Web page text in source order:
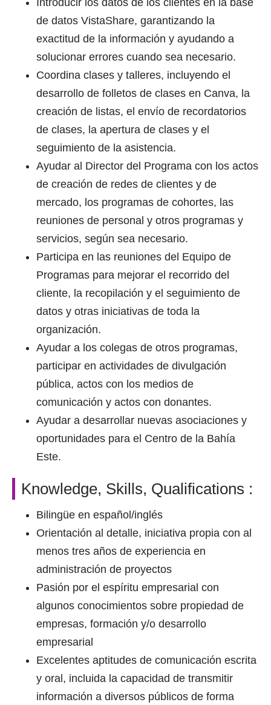
Introducir los datos de los clientes en la base
de datos VistaShare, garantizando la
exactitud de la información y ayudando a
solucionar errores cuando sea necesario.
Coordina clases y talleres, incluyendo el
desarrollo de folletos de clases en Canva, la
creación de listas, el envío de recordatorios
de clases, la apertura de clases y el
seguimiento de la asistencia.
Ayudar al Director del Programa con los actos
de creación de redes de clientes y de
mercado, los programas de cohortes, las
reuniones de personal y otros programas y
servicios, según sea necesario.
Participa en las reuniones del Equipo de
Programas para mejorar el recorrido del
cliente, la recopilación y el seguimiento de
datos y otras iniciativas de toda la
organización.
Ayudar a los colegas de otros programas,
participar en actividades de divulgación
pública, actos con los medios de
comunicación y actos con donantes.
Ayudar a desarrollar nuevas asociaciones y
oportunidades para el Centro de la Bahía
Este.
Knowledge, Skills, Qualifications :
Bilingüe en español/inglés
Orientación al detalle, iniciativa propia con al
menos tres años de experiencia en
administración de proyectos
Pasión por el espíritu empresarial con
algunos conocimientos sobre propiedad de
empresas, formación y/o desarrollo
empresarial
Excelentes aptitudes de comunicación escrita
y oral, incluida la capacidad de transmitir
información a diversos públicos de forma